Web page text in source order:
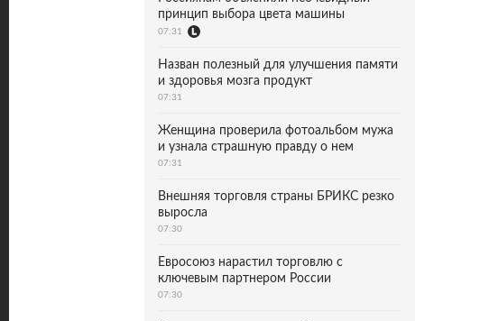
принцип выбора цвета машины
07:31
Назван полезный для улучшения памяти
и здоровья мозга продукт
07:31
Женщина проверила фотоальбом мужа
и узнала страшную правду о нем
07:31
Внешняя торговля страны БРИКС резко
выросла
07:30
Евросоюз нарастил торговлю с
ключевым партнером России
07:30